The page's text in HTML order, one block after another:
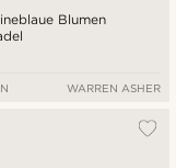
Blumen
WARREN ASHER